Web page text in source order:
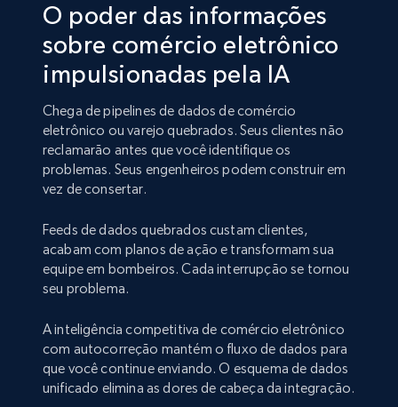
O poder das informações
sobre comércio eletrônico
impulsionadas pela IA
Chega de pipelines de dados de comércio
eletrônico ou varejo quebrados. Seus clientes não
reclamarão antes que você identifique os
problemas. Seus engenheiros podem construir em
vez de consertar.
Feeds de dados quebrados custam clientes,
acabam com planos de ação e transformam sua
equipe em bombeiros. Cada interrupção se tornou
seu problema.
A inteligência competitiva de comércio eletrônico
com autocorreção mantém o fluxo de dados para
que você continue enviando. O esquema de dados
unificado elimina as dores de cabeça da integração.